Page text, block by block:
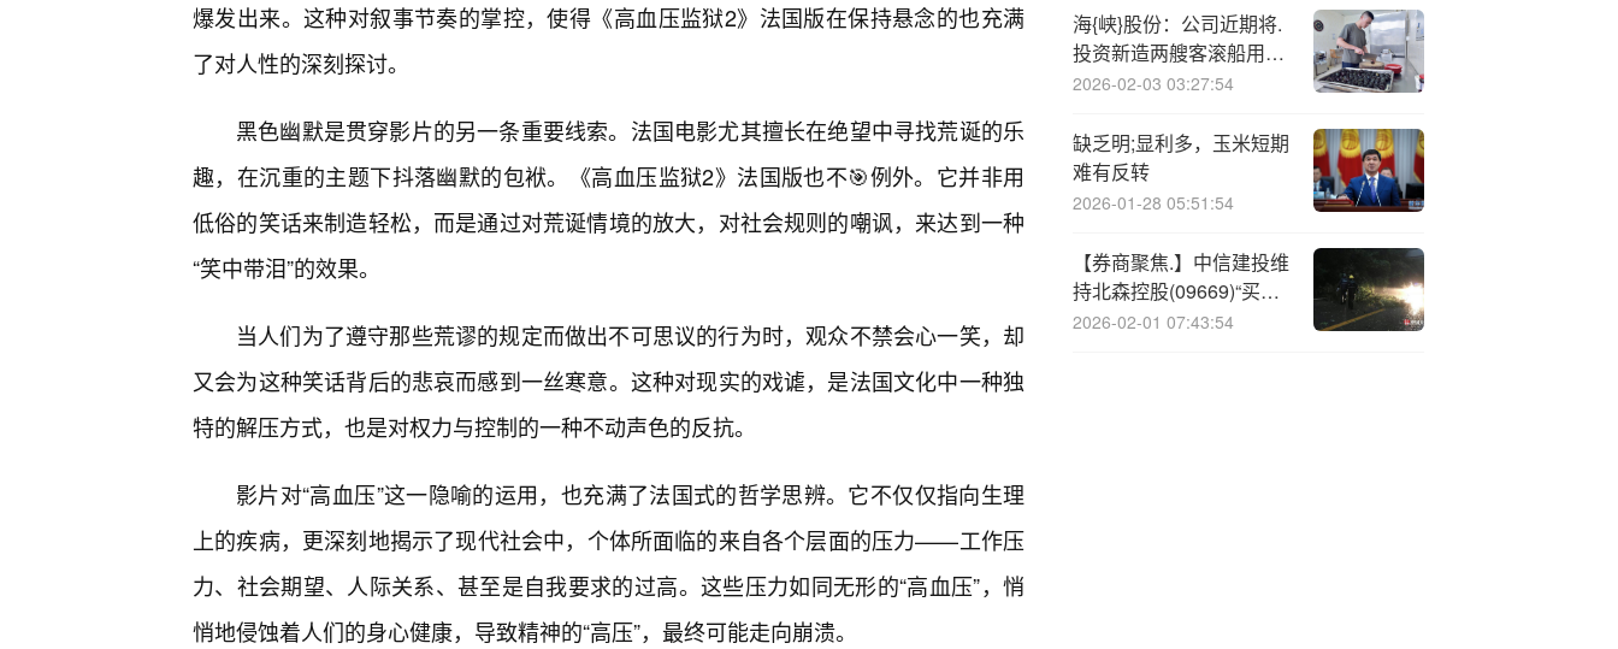
爆发出来。这种对叙事节奏的掌控，使得《高血压监狱2》法国版在保持悬念的也充满
了对人性的深刻探讨。
黑色幽默是贯穿影片的另一条重要线索。法国电影尤其擅长在绝望中寻找荒诞的乐
趣，在沉重的主题下抖落幽默的包袱。《高血压监狱2》法国版也不🎯例外。它并非用
低俗的笑话来制造轻松，而是通过对荒诞情境的放大，对社会规则的嘲讽，来达到一种
“笑中带泪”的效果。
当人们为了遵守那些荒谬的规定而做出不可思议的行为时，观众不禁会心一笑，却
又会为这种笑话背后的悲哀而感到一丝寒意。这种对现实的戏谑，是法国文化中一种独
特的解压方式，也是对权力与控制的一种不动声色的反抗。
影片对“高血压”这一隐喻的运用，也充满了法国式的哲学思辨。它不仅仅指向生理
上的疾病，更深刻地揭示了现代社会中，个体所面临的来自各个层面的压力——工作压
力、社会期望、人际关系、甚至是自我要求的过高。这些压力如同无形的“高血压”，悄
悄地侵蚀着人们的身心健康，导致精神的“高压”，最终可能走向崩溃。
海{峡}股份：公司近期将.
投资新造两艘客滚船用于
替换老旧船舶
2026-02-03 03:27:54
缺乏明;显利多，玉米短期
难有反转
2026-01-28 05:51:54
【券商聚焦.】中信建投维
持北森控股(09669)“买入”
评级 料其仍然存在明显折
2026-02-01 07:43:54